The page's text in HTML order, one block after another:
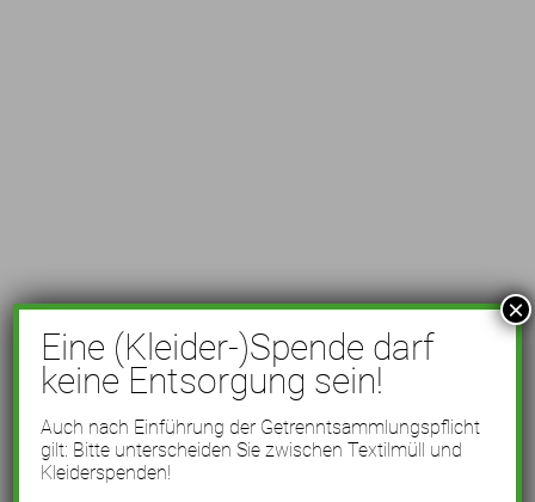
Eine (Kleider-)Spende darf
keine Entsorgung sein!
Auch nach Einführung der Getrenntsammlungspflicht
gilt: Bitte unterscheiden Sie zwischen Textilmüll und
Kleiderspenden!
×